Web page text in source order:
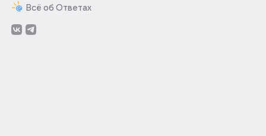
Всё об Ответах